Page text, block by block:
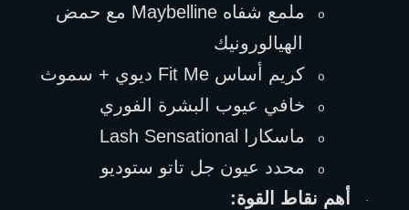
o ملمع شفاه Maybelline
الهيالورونيك
o كريم أساس Fit Me ديوي + سموث
o خافي عيوب البشرة الفوري
o ماسكارا Lash Sensational
o محدد عيون جل تاتو ستوديو
· أهم نقاط القوة: